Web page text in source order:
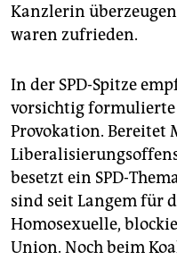
Kanzlerin
waren zufrieden.
In der SPD-Spitze
vorsichtig formulierte
Provokation. Bereitet
besetzt ein SPD-
sind seit Langem für
Homosexuelle,
Union. Noch beim